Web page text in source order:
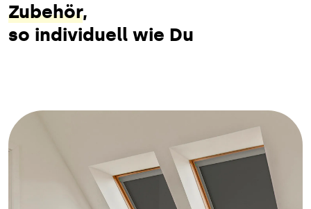
Zubehör,
so individuell wie Du